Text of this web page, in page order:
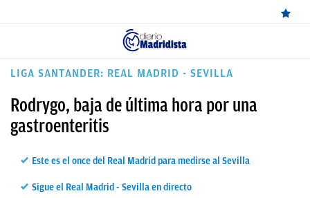
ÚLTIMAS
REAL
LIGA SANTANDER: REAL MADRID - SEVILLA
Rodrygo, baja de última hora por una
gastroenteritis
Este es el once del Real Madrid para medirse al Sevilla
Sigue el Real Madrid - Sevilla en directo